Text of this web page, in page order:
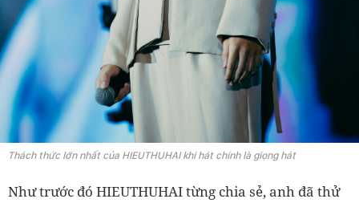
Thách thức lớn nhất của HIEUTHUHAI khi hát chính là giọng hát
Như trước đó HIEUTHUHAI từng chia sẻ, anh đã thử